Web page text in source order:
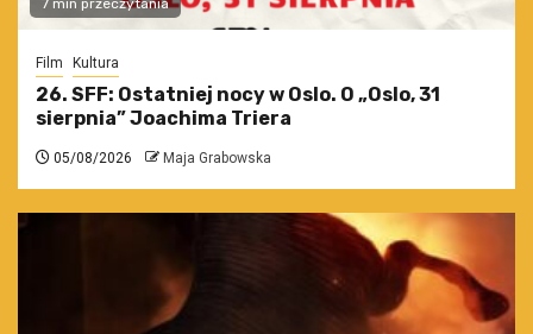
7 min przeczytania
Film Kultura
26. SFF: Ostatniej nocy w Oslo. O „Oslo, 31
sierpnia” Joachima Triera
05/08/2026 Maja Grabowska